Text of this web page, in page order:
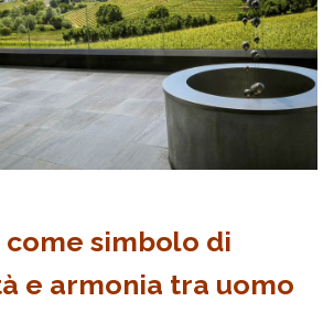
simbolo di
e armonia tra uomo